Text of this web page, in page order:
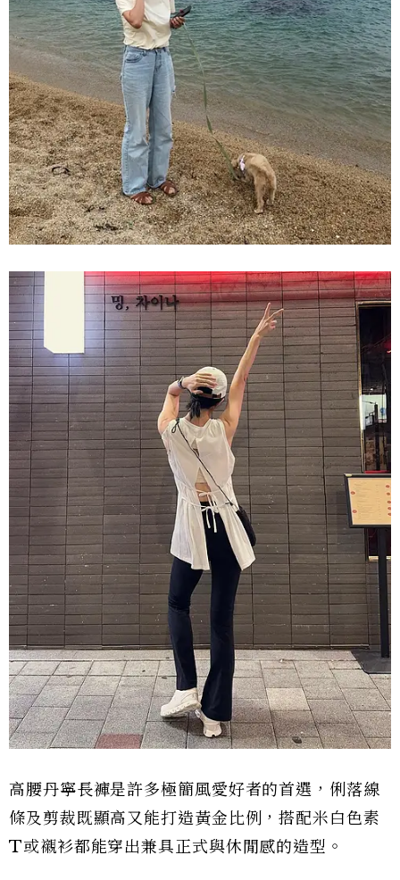
高腰丹寧長褲是許多極簡風愛好者的首選，俐落線
條及剪裁既顯高又能打造黃金比例，搭配米白色素
T或襯衫都能穿出兼具正式與休閒感的造型。